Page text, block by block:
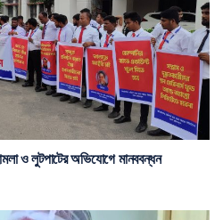
ও লুটপাটের অভিযোগে মানববন্ধন